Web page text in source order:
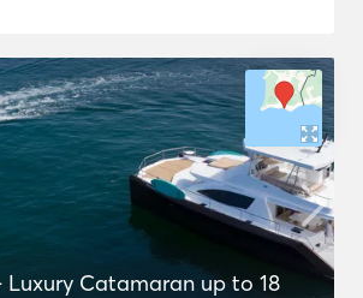
Luxury Catamaran up to 18